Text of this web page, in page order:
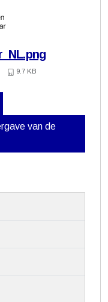
9.7 KB
van de